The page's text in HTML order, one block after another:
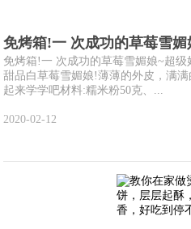
免烤箱!一 次成功的草莓雪媚
免烤箱!一 次成功的草莓雪媚娘~超
甜品白草莓雪媚娘!薄薄的外皮，满
起来学学吧材料:糯米粉50克、...
2020-02-12